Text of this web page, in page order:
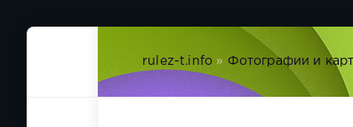
rulez-t.info » Фотографии и